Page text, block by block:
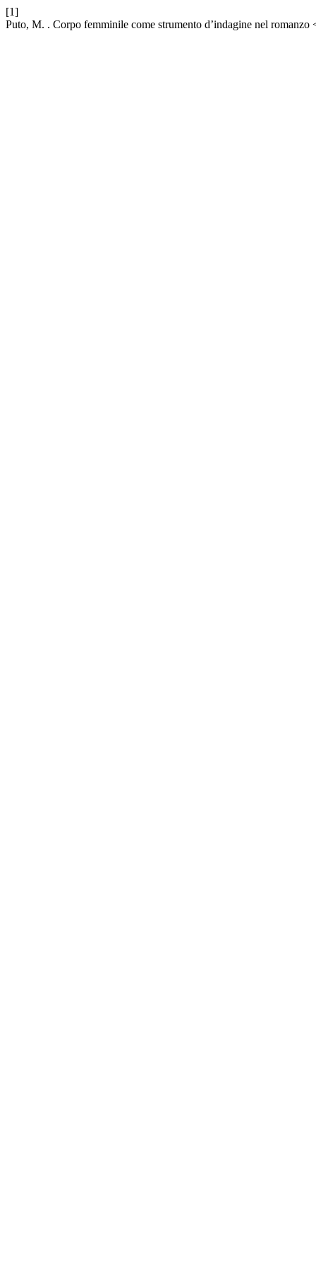
[1]
Puto, M. . Corpo femminile come strumento d’indagine nel